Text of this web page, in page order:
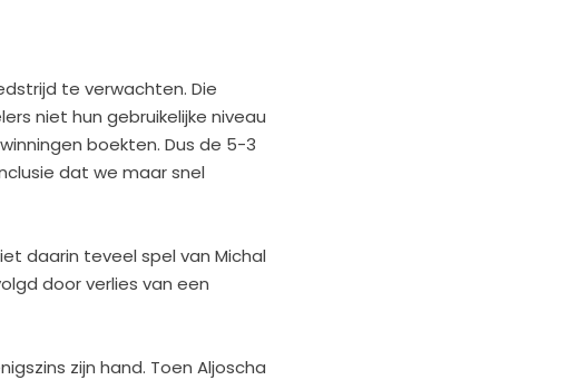
te verwachten. Die
niet hun gebruikelijke niveau
boekten. Dus de 5-3
dat we maar snel
daarin teveel spel van Michal
door verlies van een
zijn hand. Toen Aljoscha